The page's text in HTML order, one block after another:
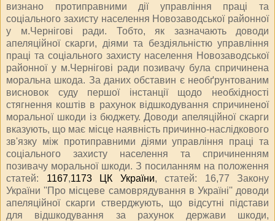
визнано протиправними дії управління праці та
соціального захисту населення Новозаводської районної
у м.Чернігові ради. Тобто, як зазначають доводи
апеляційної скарги, діями та бездіяльністю управління
праці та соціального захисту населення Новозаводської
районної у м.Чернігові ради позивачу була спричинена
моральна шкода. За даних обставин є необґрунтованим
висновок суду першої інстанції щодо необхідності
стягнення коштів в рахунок відшкодування спричиненої
моральної шкоди із бюджету. Доводи апеляційної скарги
вказують, що має місце наявність причинно-наслідкового
зв'язку між протиправними діями управління праці та
соціального захисту населення та спричиненням
позивачу моральної шкоди. З посиланням на положення
статей: 1167,1173 ЦК України, статей: 16,77 Закону
України ''Про місцеве самоврядування в Україні'' доводи
апеляційної скарги стверджують, що відсутні підстави
для відшкодування за рахунок держави шкоди,